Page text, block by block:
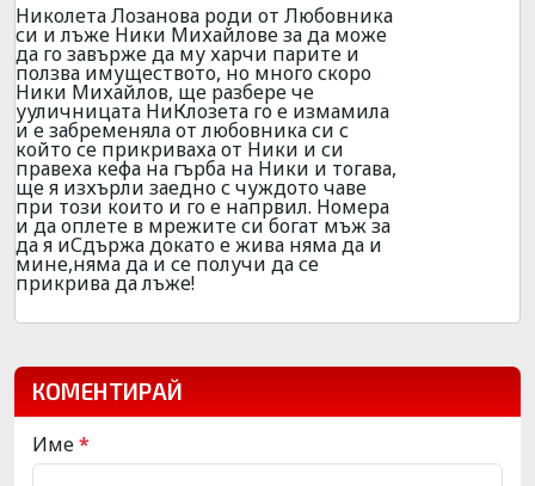
Николета Лозанова роди от Любовника
си и лъже Ники Михайлове за да може
да го завърже да му харчи парите и
ползва имуществото, но много скоро
Ники Михайлов, ще разбере че
ууличницата НиКлозета го е измамила
и е забременяла от любовника си с
който се прикриваха от Ники и си
правеха кефа на гърба на Ники и тогава,
ще я изхърли заедно с чуждото чаве
при този които и го е напрвил. Номера
и да оплете в мрежите си богат мъж за
да я иСдържа докато е жива няма да и
мине,няма да и се получи да се
прикрива да лъже!
КОМЕНТИРАЙ
Име*